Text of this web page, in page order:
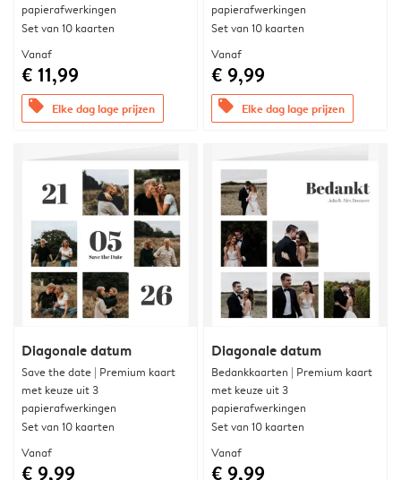
papierafwerkingen
Set van 10 kaarten
Vanaf
€ 11,99
offers Elke dag lage prijzen
papierafwerkingen
Set van 10 kaarten
Vanaf
€ 9,99
offers Elke dag lage prijzen
Diagonale datum
Save the date | Premium kaart
met keuze uit 3
papierafwerkingen
Set van 10 kaarten
Vanaf
€ 9,99
Diagonale datum
Bedankkaarten | Premium kaart
met keuze uit 3
papierafwerkingen
Set van 10 kaarten
Vanaf
€ 9,99